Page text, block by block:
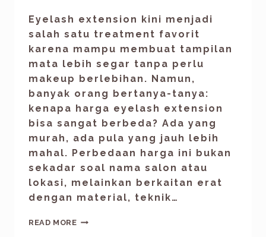
Eyelash extension kini menjadi
salah satu treatment favorit
karena mampu membuat tampilan
mata lebih segar tanpa perlu
makeup berlebihan. Namun,
banyak orang bertanya-tanya:
kenapa harga eyelash extension
bisa sangat berbeda? Ada yang
murah, ada pula yang jauh lebih
mahal. Perbedaan harga ini bukan
sekadar soal nama salon atau
lokasi, melainkan berkaitan erat
dengan material, teknik…
READ MORE